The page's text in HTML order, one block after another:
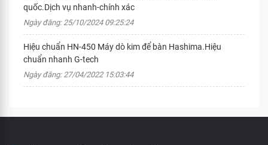
quốc.Dịch vụ nhanh-chính xác
Ngày đăng: 25/10/2024 09:25:24
Hiệu chuẩn HN-450 Máy dò kim để bàn Hashima.Hiệu
chuẩn nhanh G-tech
Ngày đăng: 27/04/2022 15:03:44